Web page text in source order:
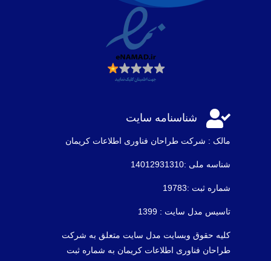
 شناسنامه سایت
مالک : شرکت طراحان فناوری اطلاعات كريمان
شناسه ملی :14012931310
شماره ثبت :19783
تاسیس مدل سایت : 1399
کلیه حقوق وبسایت مدل سایت متعلق به شرکت
طراحان فناوری اطلاعات کریمان به شماره ثبت